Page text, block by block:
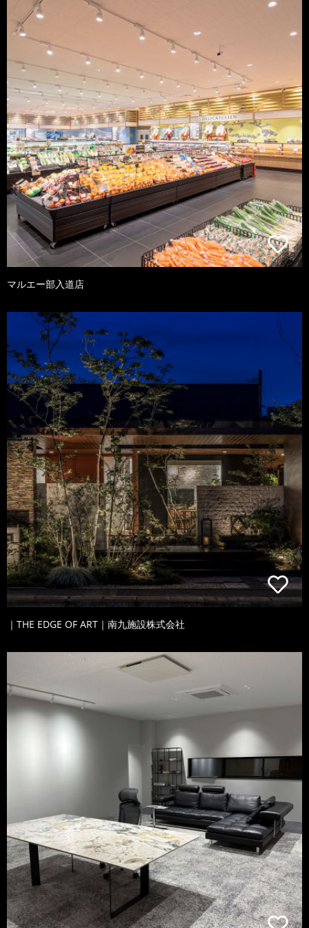
マルエー部入道店
｜THE EDGE OF ART｜南九施設株式会社